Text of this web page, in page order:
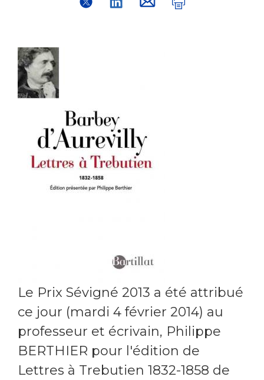
Le Prix Sévigné 2013 a été attribué
ce jour (mardi 4 février 2014) au
professeur et écrivain, Philippe
BERTHIER pour l'édition de
Lettres à Trebutien 1832-1858 de